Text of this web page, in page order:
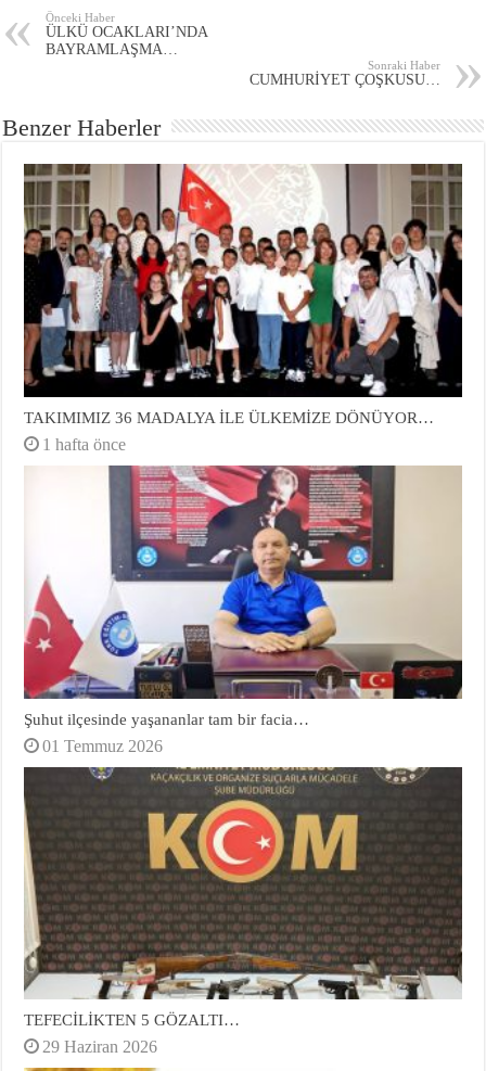
Önceki Haber
ÜLKÜ OCAKLARI’NDA
BAYRAMLAŞMA…
Sonraki Haber
CUMHURİYET ÇOŞKUSU…
Benzer Haberler
TAKIMIMIZ 36 MADALYA İLE ÜLKEMİZE DÖNÜYOR…
1 hafta önce
Şuhut ilçesinde yaşananlar tam bir facia…
01 Temmuz 2026
TEFECİLİKTEN 5 GÖZALTI…
29 Haziran 2026